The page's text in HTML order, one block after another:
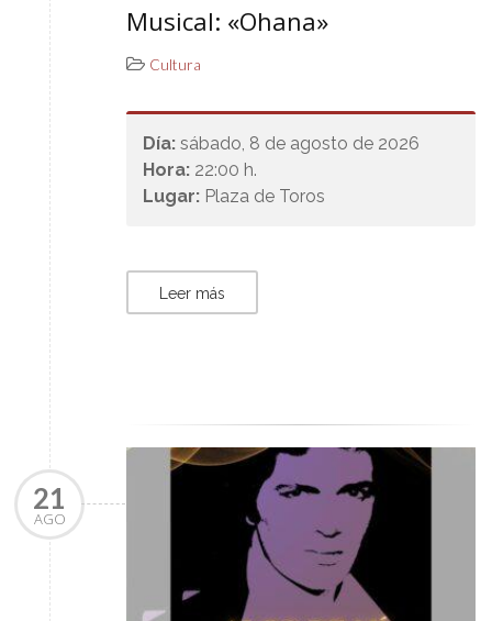
Musical: «Ohana»
Cultura
Día: sábado, 8 de agosto de 2026
Hora: 22:00 h.
Lugar: Plaza de Toros
Leer más
21
AGO